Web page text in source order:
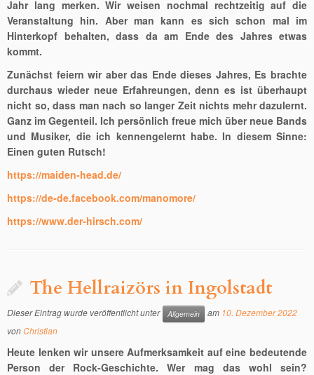
Jahr lang merken. Wir weisen nochmal rechtzeitig auf die
Veranstaltung hin. Aber man kann es sich schon mal im
Hinterkopf behalten, dass da am Ende des Jahres etwas
kommt.
Zunächst feiern wir aber das Ende dieses Jahres, Es brachte
durchaus wieder neue Erfahreungen, denn es ist überhaupt
nicht so, dass man nach so langer Zeit nichts mehr dazulernt.
Ganz im Gegenteil. Ich persönlich freue mich über neue Bands
und Musiker, die ich kennengelernt habe. In diesem Sinne:
Einen guten Rutsch!
https://maiden-head.de/
https://de-de.facebook.com/manomore/
https://www.der-hirsch.com/
The Hellraizörs in Ingolstadt
Dieser Eintrag wurde veröffentlicht unter Allgemein am 10. Dezember 2022
vonChristian
Heute lenken wir unsere Aufmerksamkeit auf eine bedeutende
Person der Rock-Geschichte. Wer mag das wohl sein?